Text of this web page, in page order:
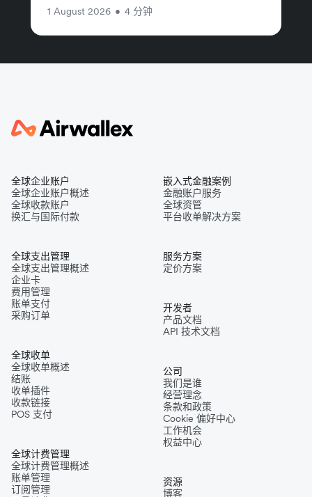
1 August 2026 • 4 分钟
全球企业账户
全球企业账户概述
全球收款账户
换汇与国际付款
全球支出管理
全球支出管理概述
企业卡
费用管理
账单支付
采购订单
全球收单
全球收单概述
结账
收单插件
收款链接
POS 支付
全球计费管理
全球计费管理概述
账单管理
订阅管理
嵌入式金融案例
金融账户服务
全球资管
平台收单解决方案
服务方案
定价方案
开发者
产品文档
API 技术文档
公司
我们是谁
经营理念
条款和政策
Cookie 偏好中心
工作机会
权益中心
资源
博客